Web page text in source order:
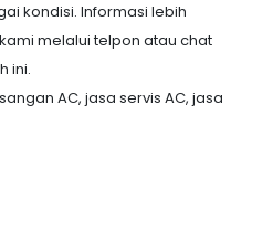
kondisi. Informasi lebih
melalui telpon atau chat
ini.
AC, jasa servis AC, jasa